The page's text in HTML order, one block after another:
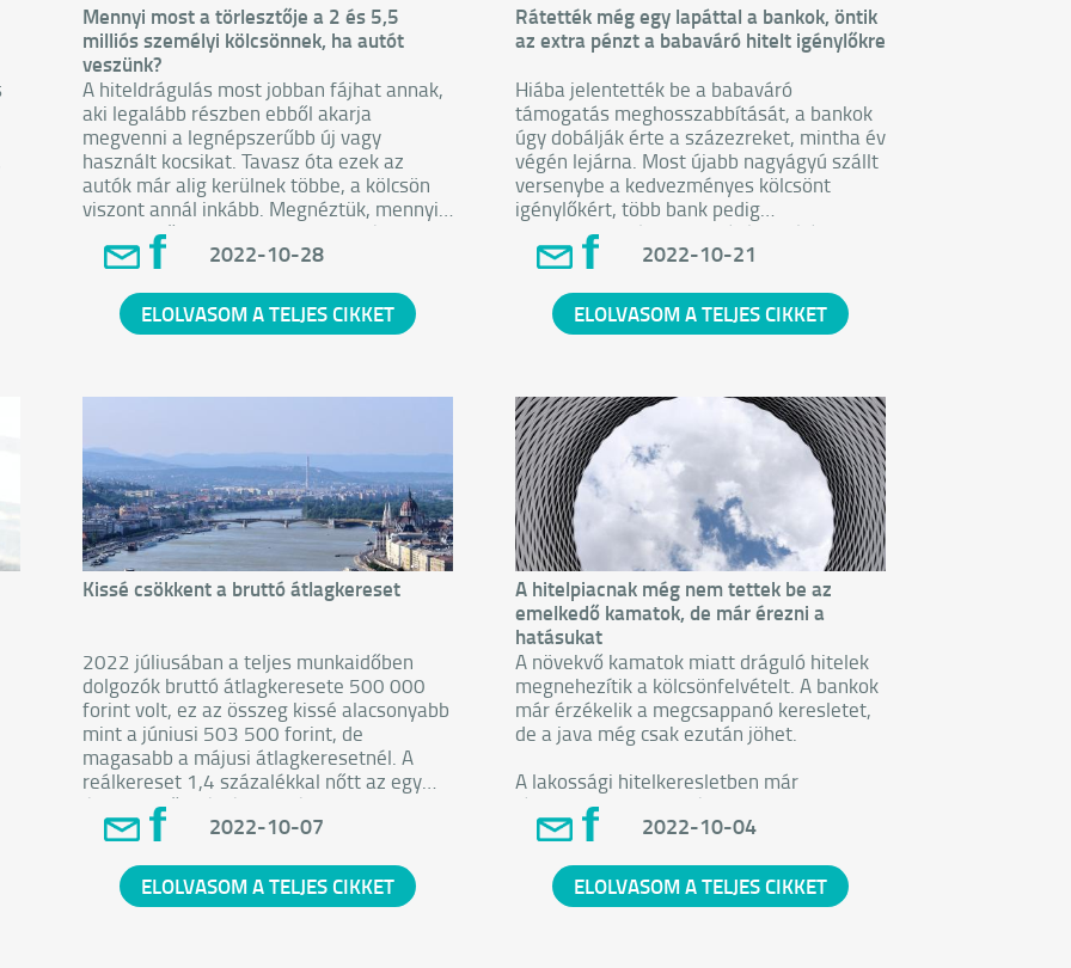
Mennyi most a törlesztője a 2 és 5,5
milliós személyi kölcsönnek, ha autót
veszünk?
A hiteldrágulás most jobban fájhat annak,
aki legalább részben ebből akarja
megvenni a legnépszerűbb új vagy
használt kocsikat. Tavasz óta ezek az
autók már alig kerülnek többe, a kölcsön
viszont annál inkább. Megnéztük, mennyi
a törlesztője egy ehhez felvett 2 és 5,5
milliós hitelnek.2022-10-28
ELOLVASOM A TELJES CIKKET
Rátették még egy lapáttal a bankok, öntik
az extra pénzt a babaváró hitelt igénylőkre
Hiába jelentették be a babaváró
támogatás meghosszabbítását, a bankok
úgy dobálják érte a százezreket, mintha év
végén lejárna. Most újabb nagyágyú szállt
versenybe a kedvezményes kölcsönt
igénylőkért, több bank pedig
meghosszabbította a lejáró akcióját.
2022-10-21
ELOLVASOM A TELJES CIKKET
Kissé csökkent a bruttó átlagkereset
2022 júliusában a teljes munkaidőben
dolgozók bruttó átlagkeresete 500 000
forint volt, ez az összeg kissé alacsonyabb
mint a júniusi 503 500 forint, de
magasabb a májusi átlagkeresetnél. A
reálkereset 1,4 százalékkal nőtt az egy
évvel ezelőtti értékhez képest, 13,7
százalékos infláció mellett.
2022-10-07
ELOLVASOM A TELJES CIKKET
A hitelpiacnak még nem tettek be az
emelkedő kamatok, de már érezni a
hatásukat
A növekvő kamatok miatt dráguló hitelek
megnehezítik a kölcsönfelvételt. A bankok
már érzékelik a megcsappanó keresletet,
de a java még csak ezután jöhet.
A lakossági hitelkeresletben már
látszanak a visszaesés jelei, ez azonban
eltérő mértékben érinti a piaci és a
arról kérdeztük, hogy miként látják a
fedezetlen (személyi) kölcsönök és a
2022-10-04
ELOLVASOM A TELJES CIKKET